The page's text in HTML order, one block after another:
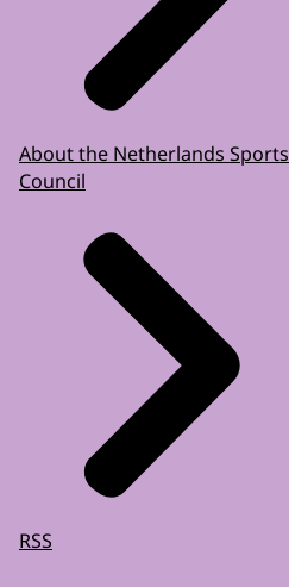
About the Netherlands Sports
Council
RSS